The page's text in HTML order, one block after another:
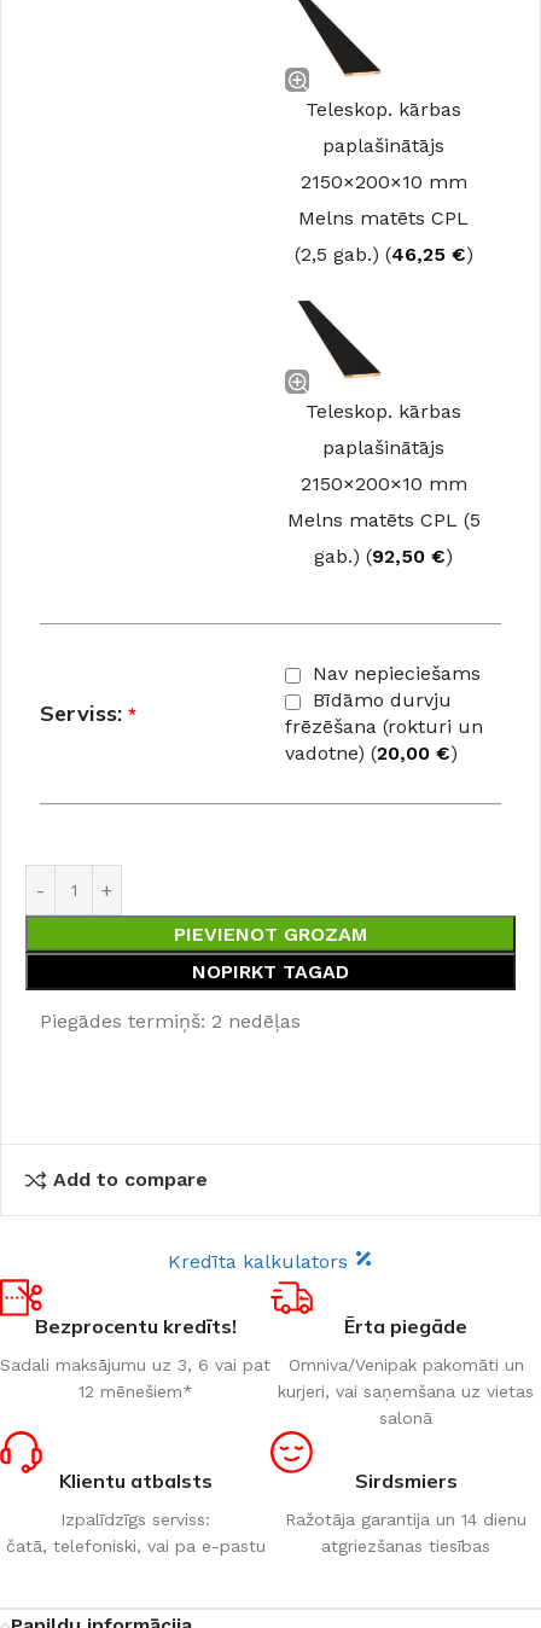
Teleskop. kārbas
paplašinātājs
2150×200×10 mm
Melns matēts CPL
(2,5 gab.) (46,25 €)
Teleskop. kārbas
paplašinātājs
2150×200×10 mm
Melns matēts CPL (5
gab.) (92,50 €)
Serviss: *
Nav nepieciešams
Bīdāmo durvju
frēzēšana (rokturi un
vadotne) (20,00 €)
PIEVIENOT GROZAM
NOPIRKT TAGAD
Piegādes termiņš: 2 nedēļas
Add to compare
Kredīta kalkulators
Bezprocentu kredīts!
Sadali maksājumu uz 3, 6 vai pat
12 mēnešiem*
Ērta piegāde
Omniva/Venipak pakomāti un
kurjeri, vai saņemšana uz vietas
salonā
Klientu atbalsts
Izpalīdzīgs serviss:
čatā, telefoniski, vai pa e-pastu
Sirdsmiers
Ražotāja garantija un 14 dienu
atgriezšanas tiesības